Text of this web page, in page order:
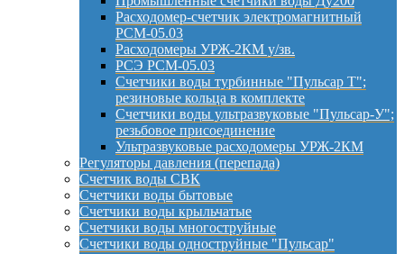
Расходомер-счетчик электромагнитный
РСМ-05.03
Расходомеры УРЖ-2КМ у/зв.
РСЭ РСМ-05.03
Счетчики воды турбинные "Пульсар Т";
резиновые кольца в комплекте
Счетчики воды ультразвуковые "Пульсар-У";
резьбовое присоединение
Ультразвуковые расходомеры УРЖ-2КМ
Регуляторы давления (перепада)
Счетчик воды СВК
Счетчики воды бытовые
Счетчики воды крыльчатые
Счетчики воды многоструйные
Счетчики воды одноструйные "Пульсар"